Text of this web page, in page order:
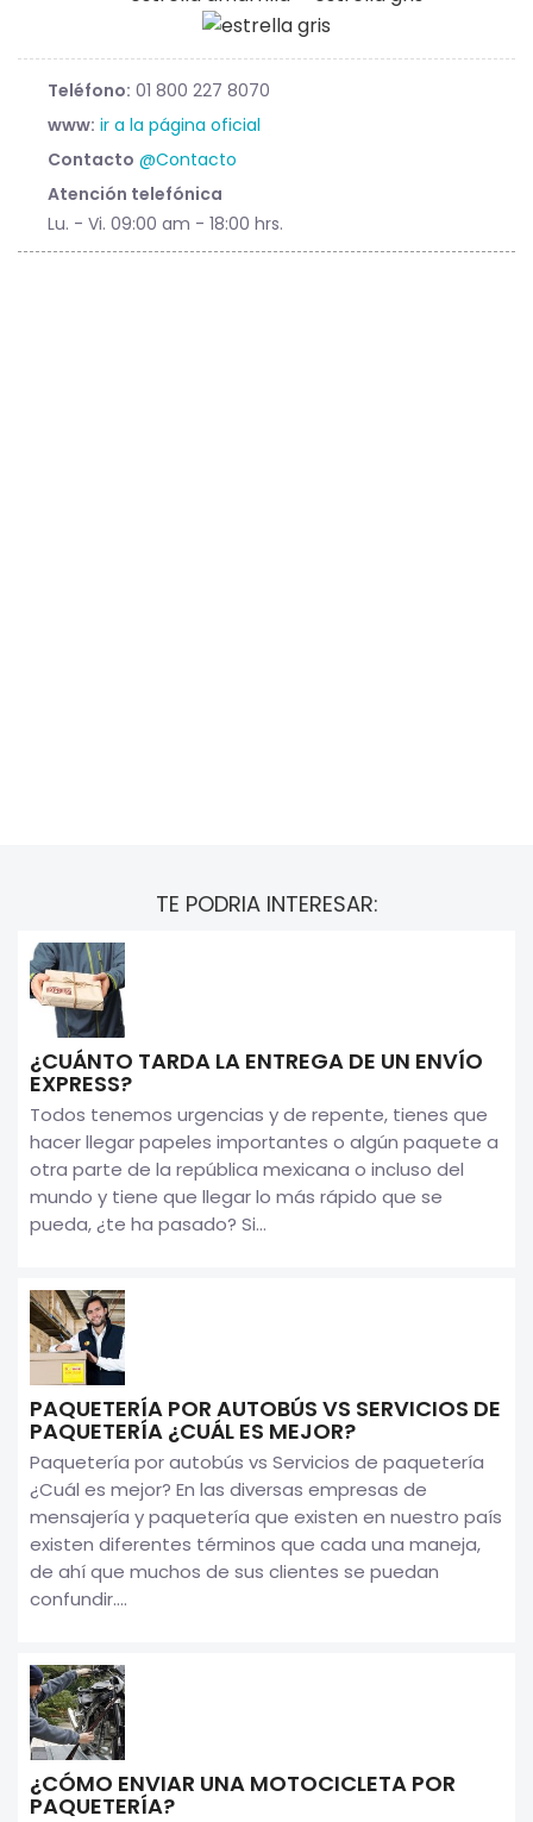
Teléfono: 01 800 227 8070
www: ir a la página oficial
Contacto @Contacto
Atención telefónica
Lu. - Vi. 09:00 am - 18:00 hrs.
TE PODRIA INTERESAR:
¿CUÁNTO TARDA LA ENTREGA DE UN ENVÍO
EXPRESS?
Todos tenemos urgencias y de repente, tienes que
hacer llegar papeles importantes o algún paquete a
otra parte de la república mexicana o incluso del
mundo y tiene que llegar lo más rápido que se
pueda, ¿te ha pasado? Si...
PAQUETERÍA POR AUTOBÚS VS SERVICIOS DE
PAQUETERÍA ¿CUÁL ES MEJOR?
Paquetería por autobús vs Servicios de paquetería
¿Cuál es mejor? En las diversas empresas de
mensajería y paquetería que existen en nuestro país
existen diferentes términos que cada una maneja,
de ahí que muchos de sus clientes se puedan
confundir....
¿CÓMO ENVIAR UNA MOTOCICLETA POR
PAQUETERÍA?